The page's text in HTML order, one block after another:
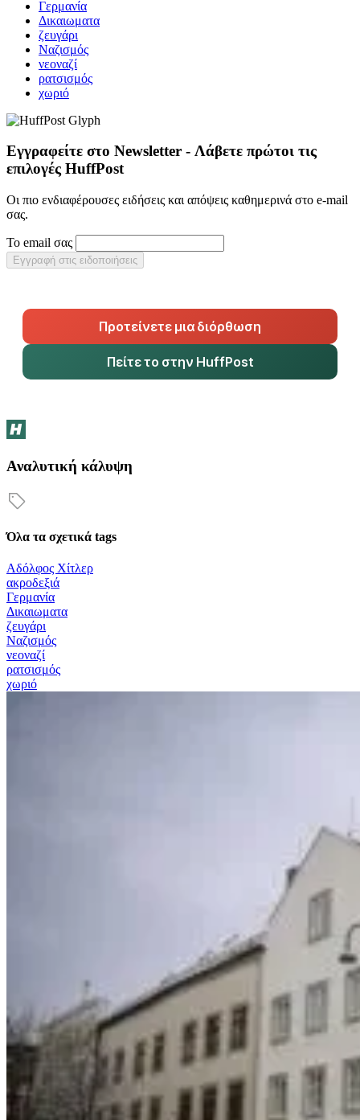
Γερμανία
Δικαιωματα
ζευγάρι
Ναζισμός
νεοναζί
ρατσισμός
χωριό
Εγγραφείτε στο Newsletter - Λάβετε πρώτοι τις
επιλογές HuffPost
Οι πιο ενδιαφέρουσες ειδήσεις και απόψεις καθημερινά στο e-mail
σας.
Το email σας
Εγγραφή στις ειδοποιήσεις
Προτείνετε μια διόρθωση
Πείτε το στην HuffPost
Αναλυτική κάλυψη
Όλα τα σχετικά tags
Αδόλφος Χίτλερ
ακροδεξιά
Γερμανία
Δικαιωματα
ζευγάρι
Ναζισμός
νεοναζί
ρατσισμός
χωριό